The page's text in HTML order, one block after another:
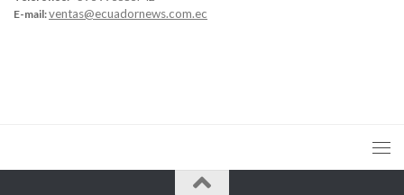
E-mail:ventas@ecuadornews.com.ec